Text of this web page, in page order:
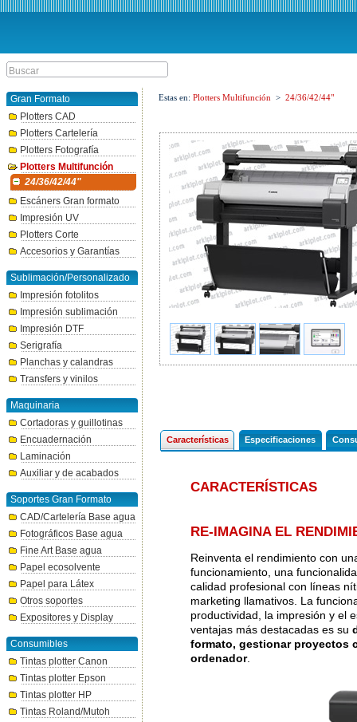
Gran Formato
Plotters CAD
Plotters Cartelería
Plotters Fotografía
Plotters Multifunción
24/36/42/44"
Escáners Gran formato
Impresión UV
Plotters Corte
Accesorios y Garantías
Sublimación/Personalizado
Impresión fotolitos
Impresión sublimación
Impresión DTF
Serigrafía
Planchas y calandras
Transfers y vinilos
Maquinaria
Cortadoras y guillotinas
Encuadernación
Laminación
Auxiliar y de acabados
Soportes Gran Formato
CAD/Cartelería Base agua
Fotográficos Base agua
Fine Art Base agua
Papel ecosolvente
Papel para Látex
Otros soportes
Expositores y Display
Consumibles
Tintas plotter Canon
Tintas plotter Epson
Tintas plotter HP
Tintas Roland/Mutoh
Estas en: Plotters Multifunción > 24/36/42/44"
Características Especificaciones
CARACTERÍSTICAS
RE-IMAGINA EL
Reinventa el rendimiento con
funcionamiento, una
calidad profesional con líneas
marketing llamativos. La
productividad, la impresión y el
ventajas más destacadas es su
formato, gestionar proyectos
ordenador.